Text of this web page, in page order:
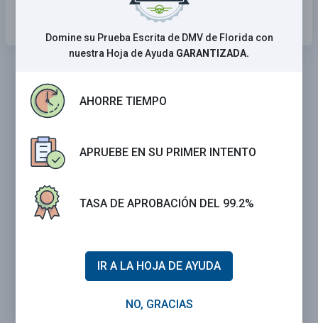
Detenerse más adelante.
Domine su Prueba Escrita de DMV de Florida con
nuestra Hoja de Ayuda GARANTIZADA.
AHORRE TIEMPO
APRUEBE EN SU PRIMER INTENTO
TASA DE APROBACIÓN DEL 99.2%
IR A LA HOJA DE AYUDA
NO, GRACIAS